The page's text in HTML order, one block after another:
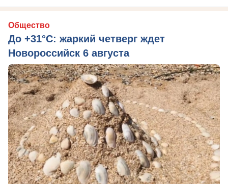
Общество
До +31°C: жаркий четверг ждет
Новороссийск 6 августа